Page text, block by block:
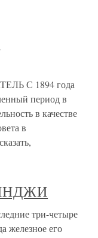
С 1894 года
период в
в качестве
в
три-четыре
железное его